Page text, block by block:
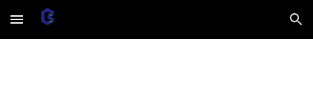
Skip to main content Skip to navigation